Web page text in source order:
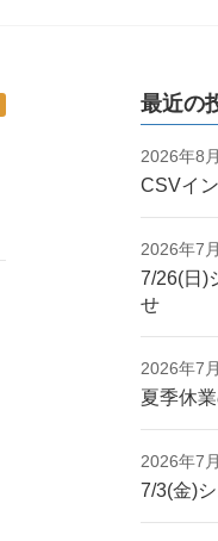
最近の
2026年8
CSVイ
2026年7
7/26(日)
せ
2026年7
夏季休
2026年7
7/3(金)